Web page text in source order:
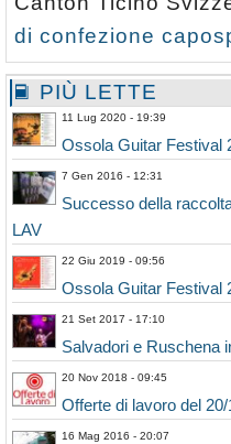
di confezione
PIÙ LETTE
11 Lug 2020 - 19:39
Ossola Guitar Festival
7 Gen 2016 - 12:31
Successo della
LAV
22 Giu 2019 - 09:56
Ossola Guitar Festival
21 Set 2017 - 17:10
Salvadori e Ruschena
20 Nov 2018 - 09:45
Offerte di lavoro del 20/
16 Mag 2016 - 20:07